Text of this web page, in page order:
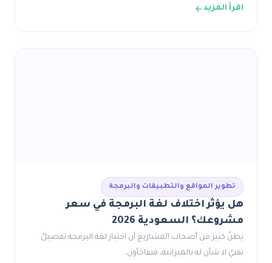
اقرأ المزيد
تطوير المواقع والتطبيقات والبرمجة
هل يؤثر اختلاف لغة البرمجة في سعر
مشروعك؟ السعودية 2026
يظنّ كثير من أصحاب المشاريع أن اختيار لغة البرمجة تفصيلٌ
تقنيّ لا شأن له بالميزانية، فيفاجَأون…